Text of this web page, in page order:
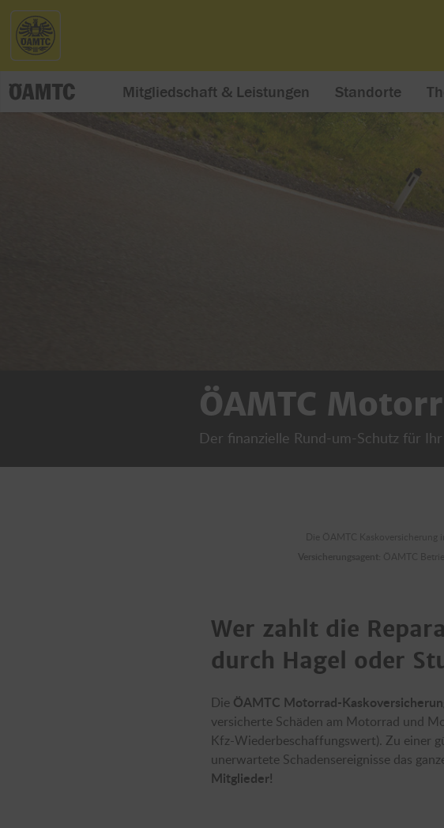
Mitgliedschaft & Leistungen Standorte
ÖAMTC
Der finanzielle Rund-um-Schutz für
Wer zahlt die
durch Hagel oder
Die ÖAMTC Motorrad-
versicherte Schäden am Motorrad und
Kfz-Wiederbeschaffungswert). Zu einer
unerwartete Schadensereignisse das
Mitglieder!